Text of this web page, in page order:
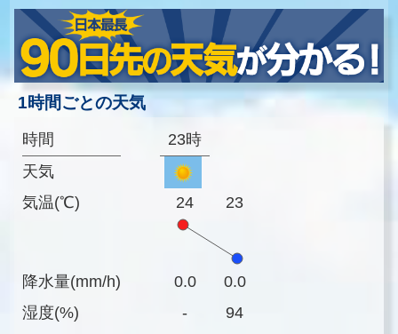
1時間ごとの天気
時間
天気
気温(℃)
降水量(mm/h)
湿度(%)
23時
24 23
0.0
0.0
-
94